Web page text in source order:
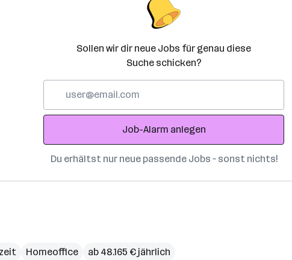
Sollen wir dir neue Jobs für genau diese
Suche schicken?
Adresse
Job-Alarm anlegen
Du erhältst nur neue passende Jobs – sonst nichts!
Homeoffice ab 48.165 € jährlich